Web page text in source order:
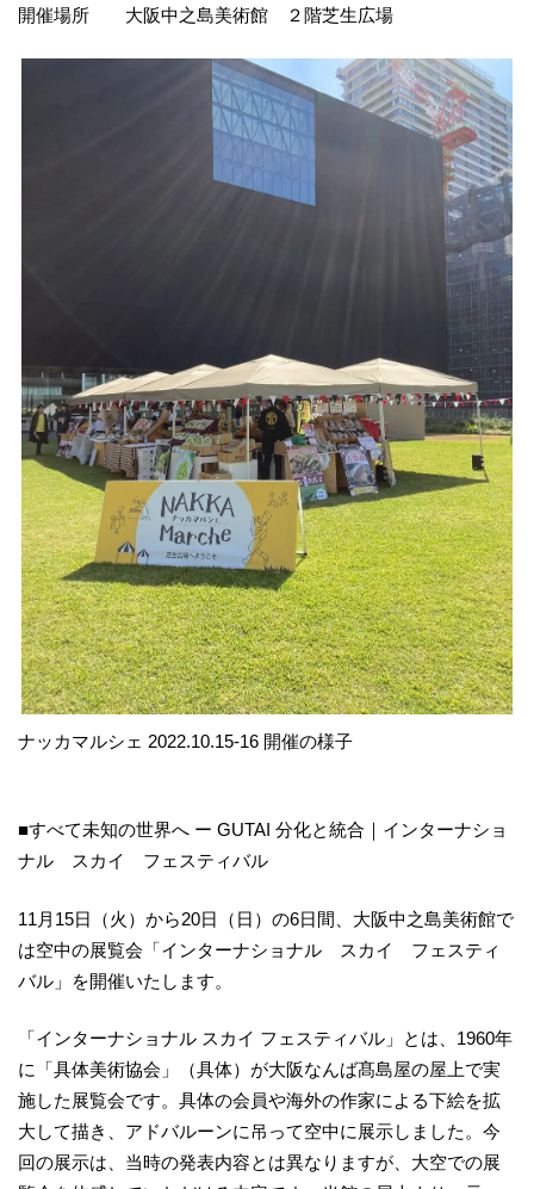
開催場所 大阪中之島美術館 ２階芝生広場
ナッカマルシェ 2022.10.15-16 開催の様子
■すべて未知の世界へ ー GUTAI 分化と統合｜インターナショ
ナル スカイ フェスティバル
11月15日（火）から20日（日）の6日間、大阪中之島美術館で
は空中の展覧会「インターナショナル スカイ フェスティ
バル」を開催いたします。
「インターナショナル スカイ フェスティバル」とは、1960年
に「具体美術協会」（具体）が大阪なんば髙島屋の屋上で実
施した展覧会です。具体の会員や海外の作家による下絵を拡
大して描き、アドバルーンに吊って空中に展示しました。今
回の展示は、当時の発表内容とは異なりますが、大空での展